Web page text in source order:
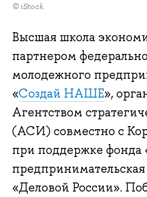
© iStock
Высшая школа
партнером
молодежного
«Создай НАШЕ»,
Агентством
(АСИ) совместно с
при поддержке
«Деловой России».